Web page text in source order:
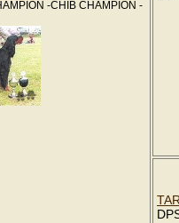
-CHIB CHAMPION -